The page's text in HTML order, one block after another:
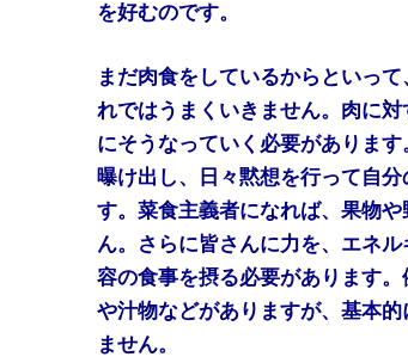
を好むのです。
まだ肉食をしているからといっ
れではうまくいきません。肉に
にそうなっていく必要がありま
曝け出し、日々黙想を行って自
す。菜食主義者になれば、果物
ん。さらに皆さんに力を、エネ
容の食事を摂る必要があります
や汁物などがありますが、基本
ません。